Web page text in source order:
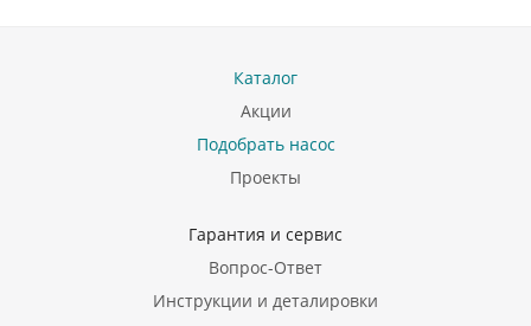
Каталог
Акции
Подобрать насос
Проекты
Гарантия и сервис
Вопрос-Ответ
Инструкции и деталировки